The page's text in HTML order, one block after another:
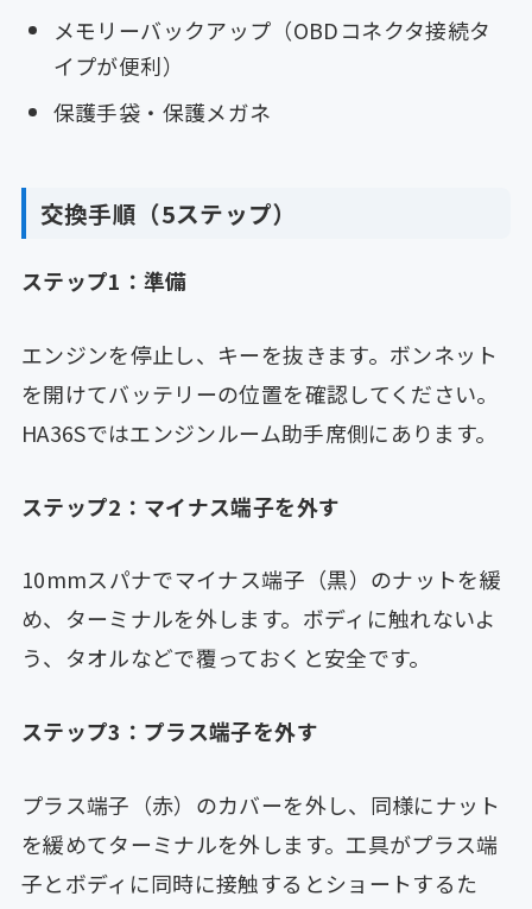
メモリーバックアップ（OBDコネクタ接続タ
イプが便利）
保護手袋・保護メガネ
交換手順（5ステップ）
ステップ1：準備
エンジンを停止し、キーを抜きます。ボンネット
を開けてバッテリーの位置を確認してください。
HA36Sではエンジンルーム助手席側にあります。
ステップ2：マイナス端子を外す
10mmスパナでマイナス端子（黒）のナットを緩
め、ターミナルを外します。ボディに触れないよ
う、タオルなどで覆っておくと安全です。
ステップ3：プラス端子を外す
プラス端子（赤）のカバーを外し、同様にナット
を緩めてターミナルを外します。工具がプラス端
子とボディに同時に接触するとショートするた